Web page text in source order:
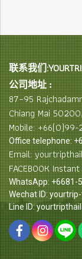
联系我们
公司地址 :
87–95
Chiang Mai
Mobile:
Office telephone:
Email:
FACEBOOK
WhatsApp: +6681-
Wechat ID:
Line ID: